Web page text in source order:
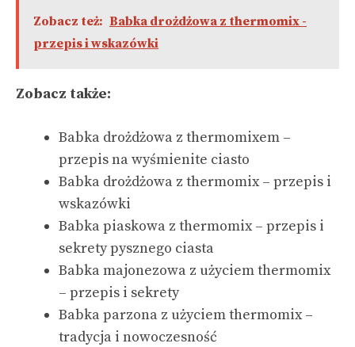
Zobacz też: Babka drożdżowa z thermomix -
przepis i wskazówki
Zobacz także:
Babka drożdżowa z thermomixem –
przepis na wyśmienite ciasto
Babka drożdżowa z thermomix – przepis i
wskazówki
Babka piaskowa z thermomix – przepis i
sekrety pysznego ciasta
Babka majonezowa z użyciem thermomix
– przepis i sekrety
Babka parzona z użyciem thermomix –
tradycja i nowoczesność